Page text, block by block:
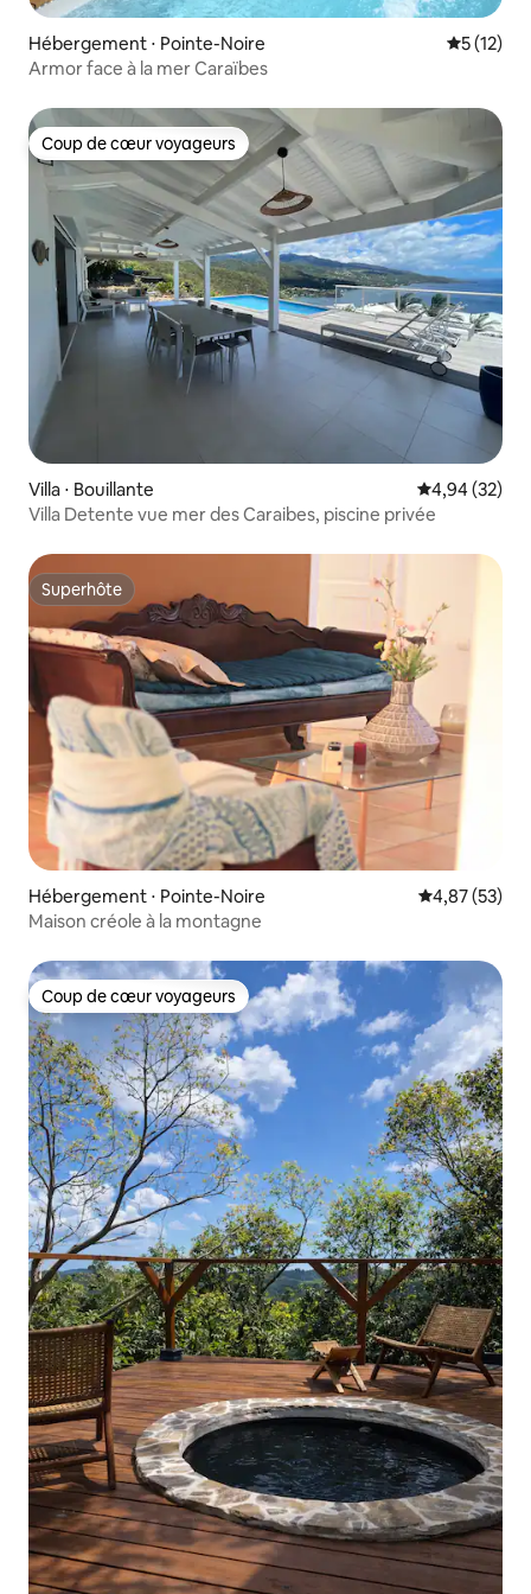
Hébergement ⋅ Pointe-Noire
5 (12)
Armor face à la mer Caraïbes
Coup de cœur voyageurs
Coup de cœur voyageurs
Villa ⋅ Bouillante Évaluation
4,94 (32)
Villa Detente vue mer des Caraibes, piscine privée
Superhôte
Superhôte
Hébergement ⋅ Pointe-Noire Évaluation
4,87 (53)
Maison créole à la montagne
Coup de cœur voyageurs
Coup de cœur voyageurs